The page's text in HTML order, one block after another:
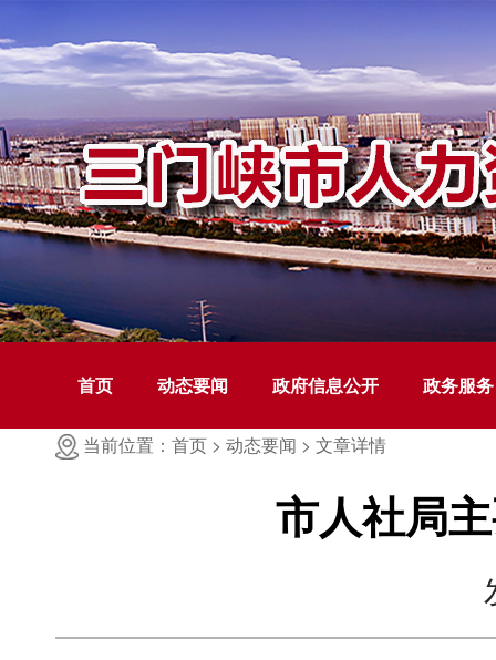
首页 动态要闻 政府信息公开 政务服务
当前位置：首页 > 动态要闻 > 文章详情
市人社局